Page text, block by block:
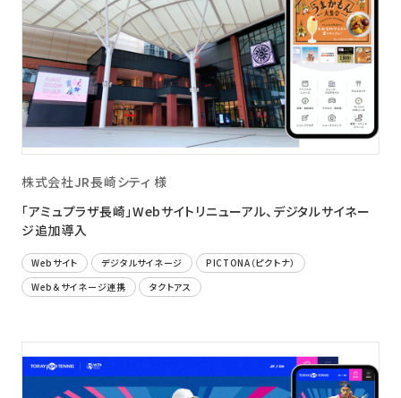
株式会社JR長崎シティ 様
「アミュプラザ長崎」Webサイトリニューアル、デジタルサイネー
ジ追加導入
Webサイト デジタルサイネージ
PICTONA（ピクトナ）
Web＆サイネージ連携
タクトアス